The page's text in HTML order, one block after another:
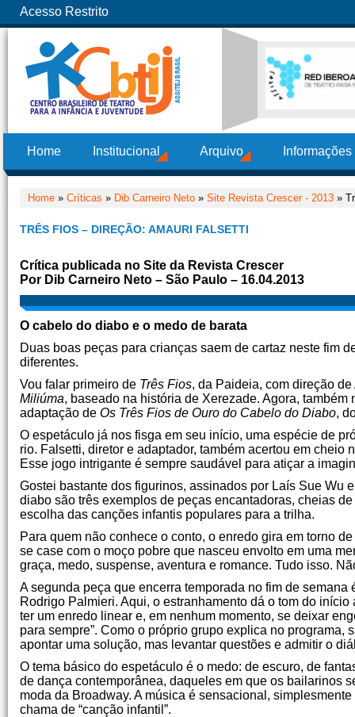
Acesso Restrito
Home Institucional Arquivo
Home » Críticas » Dib Carneiro Neto » Site Revista Crescer - 2013 »
TRÊS FIOS – DIREÇÃO: AMAURI FALSETTI
Crítica publicada no Site da Revista Crescer
Por Dib Carneiro Neto – São Paulo – 16.04.2013
O cabelo do diabo e o medo de barata
Duas boas peças para crianças saem de cartaz neste fim
diferentes.
Vou falar primeiro de Três Fios, da Paideia, com direção
Miliúma, baseado na história de Xerezade. Agora,
adaptação de Os Três Fios de Ouro do Cabelo do Diabo,
O espetáculo já nos fisga em seu início, uma espécie de
rio. Falsetti, diretor e adaptador, também acertou em
Esse jogo intrigante é sempre saudável para atiçar a
Gostei bastante dos figurinos, assinados por Laís Sue Wu
diabo são três exemplos de peças encantadoras, cheias
escolha das canções infantis populares para a trilha.
Para quem não conhece o conto, o enredo gira em torno
se case com o moço pobre que nasceu envolto em uma
graça, medo, suspense, aventura e romance. Tudo isso.
A segunda peça que encerra temporada no fim de semana
Rodrigo Palmieri. Aqui, o estranhamento dá o tom do
ter um enredo linear e, em nenhum momento, se deixar
para sempre”. Como o próprio grupo explica no programa,
apontar uma solução, mas levantar questões e admitir o
O tema básico do espetáculo é o medo: de escuro, de
de dança contemporânea, daqueles em que os bailarinos
moda da Broadway. A música é sensacional,
chama de “canção infantil”.